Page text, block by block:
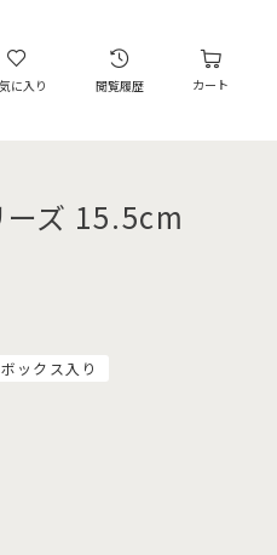
に入り 閲覧履歴 カート
ーズ 15.5cm
ックス入り